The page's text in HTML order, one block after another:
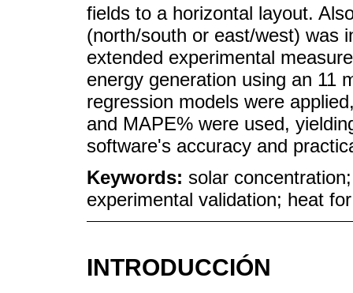
fields to a horizontal layout.
(north/south or east/west) was
extended experimental
energy generation using an 11
regression models were
and MAPE% were used,
software's accuracy and
Keywords: solar
experimental validation; heat
INTRODUCCIÓN